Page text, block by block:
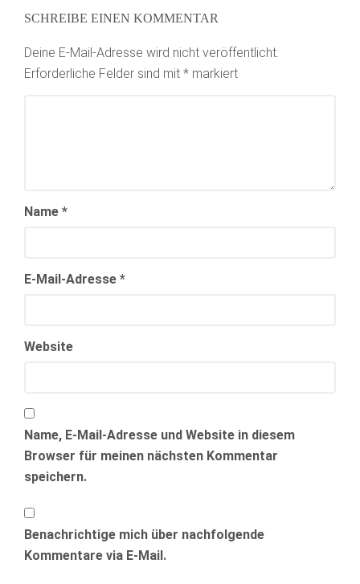
SCHREIBE EINEN KOMMENTAR
Deine E-Mail-Adresse wird nicht veröffentlicht.
Erforderliche Felder sind mit * markiert
Name *
E-Mail-Adresse *
Website
Name, E-Mail-Adresse und Website in diesem
Browser für meinen nächsten Kommentar
speichern.
Benachrichtige mich über nachfolgende
Kommentare via E-Mail.